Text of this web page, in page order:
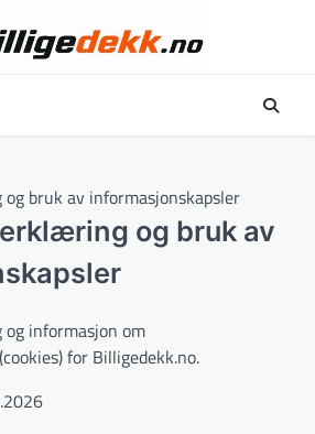
bruk av informasjonskapsler
og bruk av
informasjon om
for Billigedekk.no.